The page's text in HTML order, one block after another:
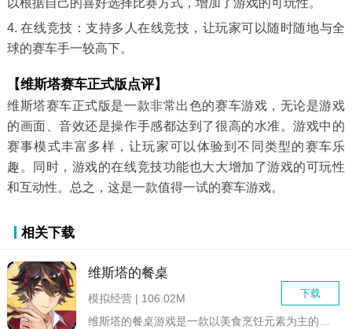
4. 在线竞技：支持多人在线竞技，让玩家可以随时随地与全
球的赛车手一较高下。
【维斯塔赛车正式版点评】
维斯塔赛车正式版是一款非常出色的赛车游戏，无论是游戏
的画面、音效还是操作手感都达到了很高的水准。游戏中的
赛事模式丰富多样，让玩家可以体验到不同类型的赛车乐
趣。同时，游戏的在线竞技功能也大大增加了游戏的可玩性
和互动性。总之，这是一款值得一试的赛车游戏。
相关下载
维斯塔的餐桌
下载
模拟经营 | 106.02M
维斯塔的餐桌游戏是一款以美食烹饪元素为主的女性向模拟养成类游...